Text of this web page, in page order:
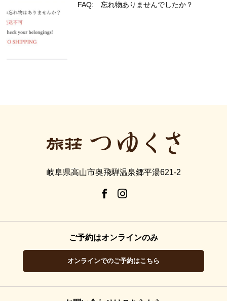
FAQ: 忘れ物ありませんでしたか？
岐阜県高山市奥飛騨温泉郷平湯621-2
ご予約はオンラインのみ
オンラインでのご予約はこちら